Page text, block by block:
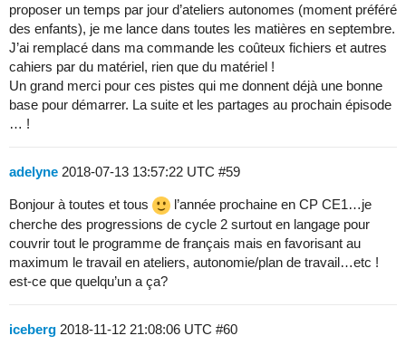
proposer un temps par jour d’ateliers autonomes (moment préféré
des enfants), je me lance dans toutes les matières en septembre.
J’ai remplacé dans ma commande les coûteux fichiers et autres
cahiers par du matériel, rien que du matériel !
Un grand merci pour ces pistes qui me donnent déjà une bonne
base pour démarrer. La suite et les partages au prochain épisode
… !
adelyne 2018-07-13 13:57:22 UTC #59
Bonjour à toutes et tous
l’année prochaine en CP CE1…je
cherche des progressions de cycle 2 surtout en langage pour
couvrir tout le programme de français mais en favorisant au
maximum le travail en ateliers, autonomie/plan de travail…etc !
est-ce que quelqu’un a ça?
iceberg 2018-11-12 21:08:06 UTC #60